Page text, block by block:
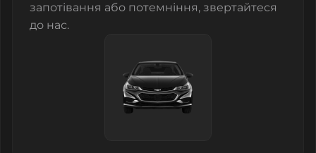
запотівання або потемніння, звертайтеся
до нас.